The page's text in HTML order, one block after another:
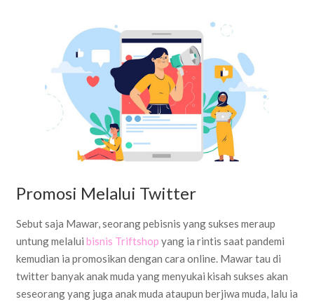
Promosi Melalui Twitter
Sebut saja Mawar, seorang pebisnis yang sukses meraup
untung melalui bisnis Triftshop yang ia rintis saat pandemi
kemudian ia promosikan dengan cara online. Mawar tau di
twitter banyak anak muda yang menyukai kisah sukses akan
seseorang yang juga anak muda ataupun berjiwa muda, lalu ia